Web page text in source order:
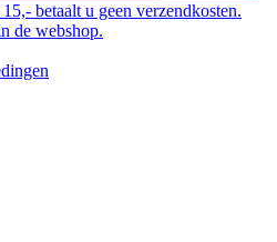
betaalt u geen verzendkosten.
de webshop.